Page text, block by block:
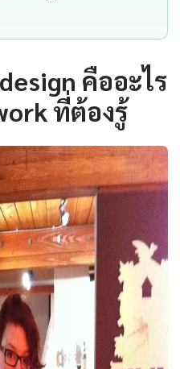
คืออะไร
ที่ต้องรู้